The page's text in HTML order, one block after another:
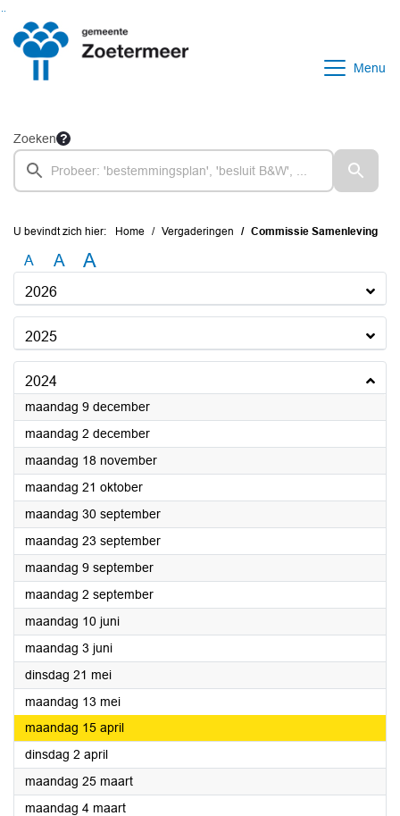
Ga naar de inhoud van deze pagina
Ga naar het zoeken
Ga naar het menu
Menu
Zoeken
U bevindt zich hier: Home Vergaderingen Commissie Samenleving
A A A
2026
2025
2024
maandag 9 december2024
maandag 2 december2024
maandag 18 november2024
maandag 21 oktober2024
maandag 30 september2024
maandag 23 september2024
maandag 9 september2024
maandag 2 september2024
maandag 10 juni2024
maandag 3 juni2024
dinsdag 21 mei2024
maandag 13 mei2024
maandag 15 april2024
dinsdag 2 april2024
maandag 25 maart2024
maandag 4 maart2024